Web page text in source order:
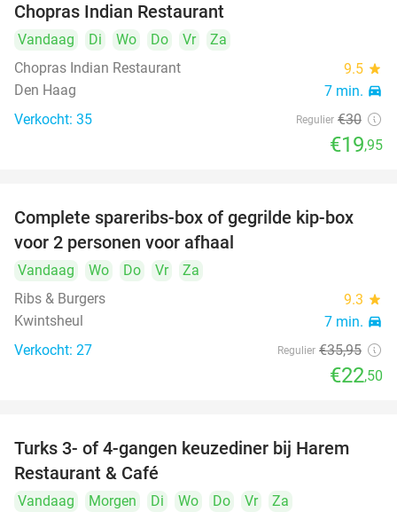
food
Chopras Indian Restaurant
Vandaag Di Wo Do Vr
Za
Chopras Indian Restaurant
9.5 star
Den Haag 7 min. directions_car
Verkocht: 35 Regulier €30
€19,95
37%
Complete spareribs-box of gegrilde kip-box
voor 2 personen voor afhaal
Vandaag Wo Do Vr
Za
Ribs & Burgers
9.3 star
Kwintsheul 7 min. directions_car
Verkocht: 27 Regulier €35,95
€22,50
45%
Turks 3- of 4-gangen keuzediner bij Harem
Restaurant & Café
Vandaag Morgen Di Wo Do Vr
Za